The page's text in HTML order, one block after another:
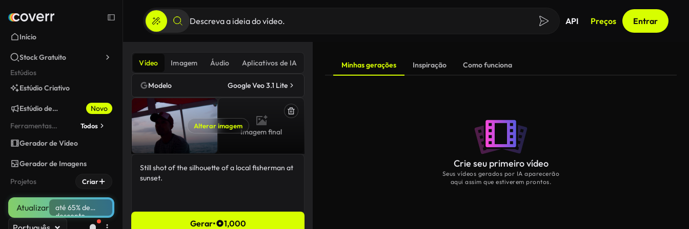
Início
Stock Gratuito
Estúdios
Estúdio Criativo
Estúdio de
Novo
Ferramentas
Todos
Gerador de Vídeo
Gerador de Imagens
Projetos
Criar
Atualizar
até 65% de
desconto
API Preços Entrar
Vídeo Imagem Áudio Aplicativos de IA
Modelo Google Veo 3.1 Lite
Alterar imagem
Imagem final
Gerar• 1,000
Minhas gerações Inspiração Como funciona
Crie seu primeiro vídeo
Seus vídeos gerados por IA aparecerão
aqui assim que estiverem prontos.